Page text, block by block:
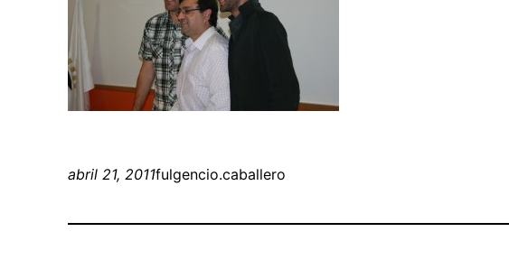
abril 21, 2011fulgencio.caballero